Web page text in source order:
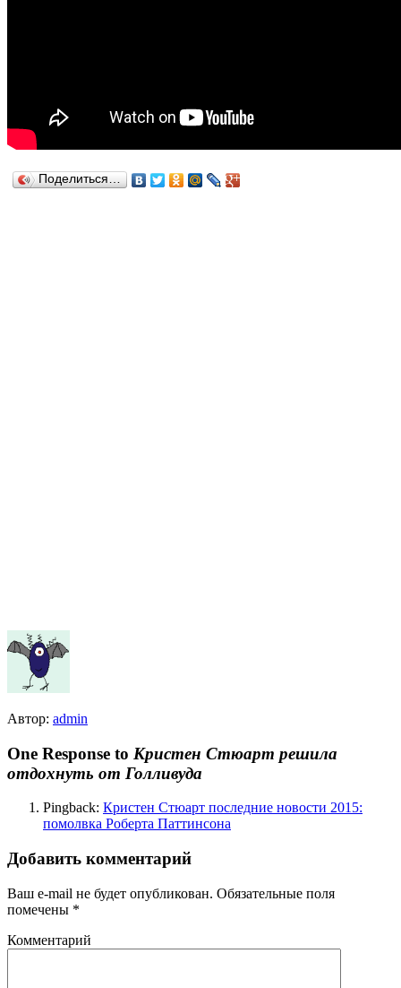
Поделиться…
Автор: admin
One Response to Кристен Стюарт решила
отдохнуть от Голливуда
Pingback: Кристен Стюарт последние новости 2015:
помолвка Роберта Паттинсона
Добавить комментарий
Ваш e-mail не будет опубликован. Обязательные поля
помечены *
Комментарий